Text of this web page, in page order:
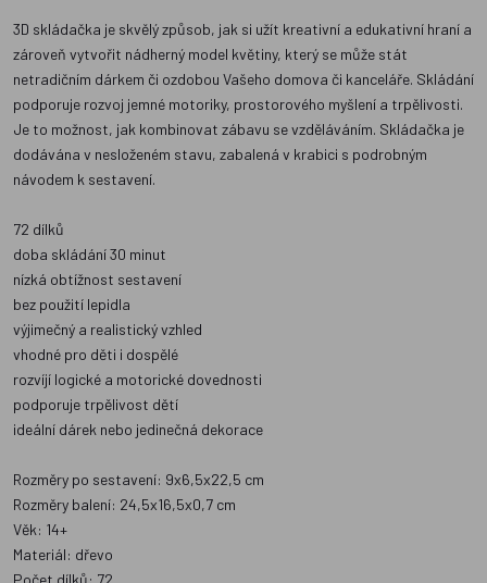
3D skládačka je skvělý způsob, jak si užít kreativní a edukativní hraní a
zároveň vytvořit nádherný model květiny, který se může stát
netradičním dárkem či ozdobou Vašeho domova či kanceláře. Skládání
podporuje rozvoj jemné motoriky, prostorového myšlení a trpělivosti.
Je to možnost, jak kombinovat zábavu se vzděláváním. Skládačka je
dodávána v nesloženém stavu, zabalená v krabici s podrobným
návodem k sestavení.
72 dílků
doba skládání 30 minut
nízká obtížnost sestavení
bez použití lepidla
výjimečný a realistický vzhled
vhodné pro děti i dospělé
rozvíjí logické a motorické dovednosti
podporuje trpělivost dětí
ideální dárek nebo jedinečná dekorace
Rozměry po sestavení: 9x6,5x22,5 cm
Rozměry balení: 24,5x16,5x0,7 cm
Věk: 14+
Materiál: dřevo